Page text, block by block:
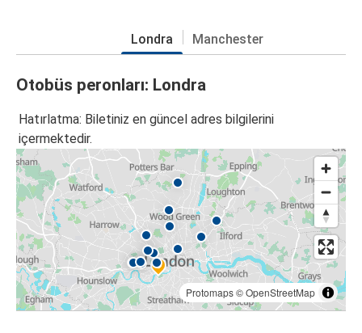
Londra Manchester
Otobüs peronları: Londra
Hatırlatma: Biletiniz en güncel adres bilgilerini
içermektedir.
Protomaps©OpenStreetMap